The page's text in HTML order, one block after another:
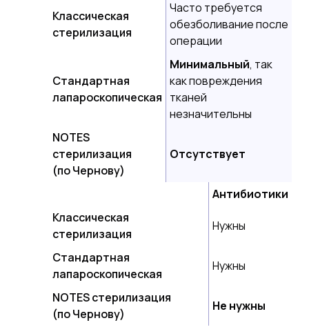
Классическая
стерилизация
Часто требуется
обезболивание после
операции
Стандартная
лапароскопическая
Минимальный, так
как повреждения
тканей
незначительны
NOTES
стерилизация
(по Чернову)
Отсутствует
Антибиотики
Классическая
стерилизация
Нужны
Стандартная
лапароскопическая
Нужны
NOTES стерилизация
(по Чернову)
Не нужны